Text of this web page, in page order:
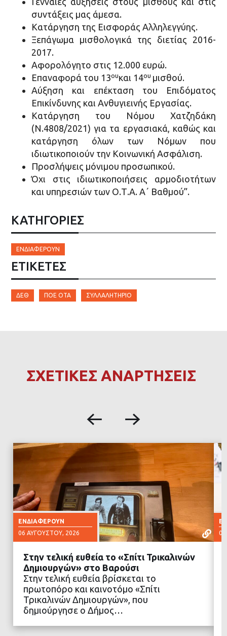
συντάξεις μας άμεσα.
Κατάργηση της Εισφοράς Αλληλεγγύης.
Ξεπάγωμα μισθολογικά της διετίας 2016-
2017.
Αφορολόγητο στις 12.000 ευρώ.
Επαναφορά του 13ουκαι 14ου μισθού.
Αύξηση και επέκταση του Επιδόματος
Επικίνδυνης και Ανθυγιεινής Εργασίας.
Κατάργηση του Νόμου Χατζηδάκη
(Ν.4808/2021) για τα εργασιακά, καθώς και
κατάργηση όλων των Νόμων που
ιδιωτικοποιούν την Κοινωνική Ασφάλιση.
Προσλήψεις μόνιμου προσωπικού.
Όχι στις ιδιωτικοποιήσεις αρμοδιοτήτων
και υπηρεσιών των Ο.Τ.Α. Α΄ Βαθμού”.
ΚΑΤΗΓΟΡΙΕΣ
ΕΝΔΙΑΦΈΡΟΥΝ
ΕΤΙΚΈΤΕΣ
ΔΕΘ ΠΟΕ ΟΤΑ ΣΥΛΛΑΛΗΤΉΡΙΟ
ΣΧΕΤΙΚΕΣ ΑΝΑΡΤΗΣΕΙΣ
ΕΝΔΙΑΦΈΡΟΥΝ
06 ΑΥΓΟΎΣΤΟΥ, 2026
ΔΙΑΒΑΣΤΕ ΠΕΡΙΣΣΟΤΕΡΑ
Στην τελική ευθεία το «Σπίτι Τρικαλινών
Δημιουργών» στο Βαρούσι
Στην τελική ευθεία βρίσκεται το
πρωτοπόρο και καινοτόμο «Σπίτι
Τρικαλινών Δημιουργών», που
δημιούργησε ο Δήμος…